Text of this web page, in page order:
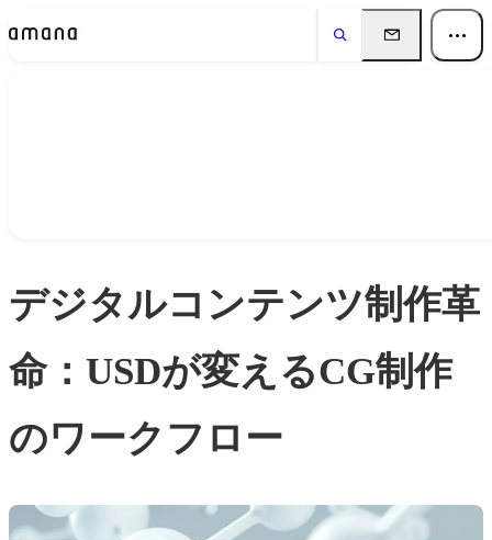
デジタルコンテンツ制作革
命：USDが変えるCG制作
のワークフロー